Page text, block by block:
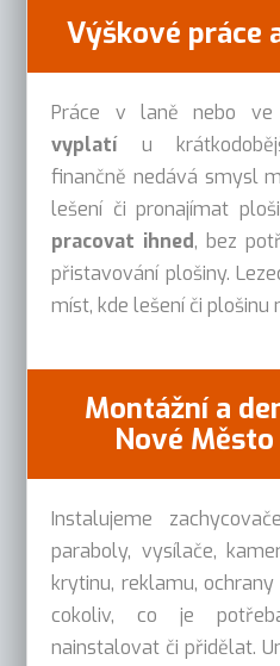
Výškové práce
Práce v laně nebo
vyplatíu
finančně nedává smysl
lešení či pronajímat
pracovat ihned, bez
přistavování plošiny.
míst, kde lešení či plošinu
Montážní a
Nové
Instalujeme
paraboly, vysílače,
krytinu, reklamu,
cokoliv, co je
nainstalovat či přidělat.